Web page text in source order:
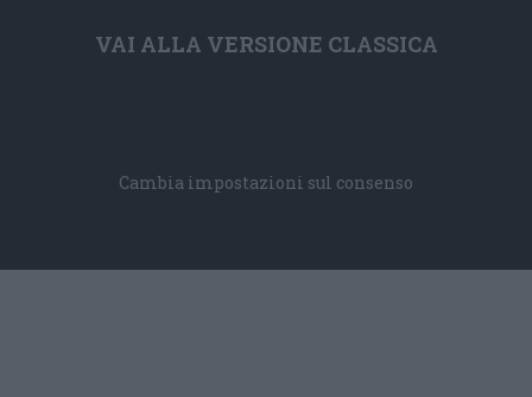
VAI ALLA VERSIONE CLASSICA
Cambia impostazioni sul consenso